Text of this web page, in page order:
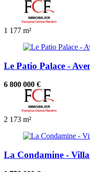
1 177 m²
Le Patio Palace -
6 800 000 €
2 173 m²
La Condamine -